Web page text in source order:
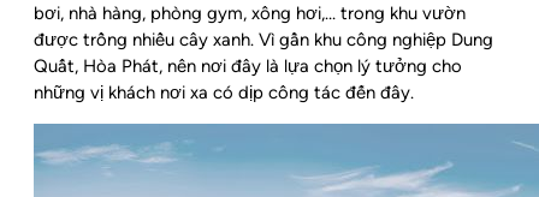
bơi, nhà hàng, phòng gym, xông hơi,… trong khu vườn
được trồng nhiều cây xanh. Vì gần khu công nghiệp Dung
Quất, Hòa Phát, nên nơi đây là lựa chọn lý tưởng cho
những vị khách nơi xa có dịp công tác đến đây.